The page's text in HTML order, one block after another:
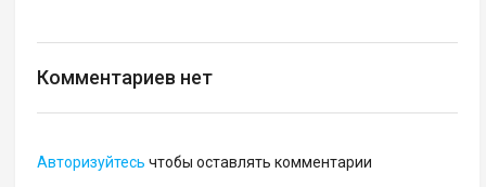
Комментариев нет
Авторизуйтесь чтобы оставлять комментарии